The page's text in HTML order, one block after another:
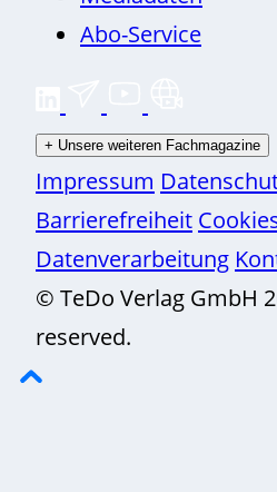
Abo-Service
+ Unsere weiteren Fachmagazine
Impressum
Barrierefreiheit
Datenverarbeitung
© TeDo Verlag GmbH
reserved.